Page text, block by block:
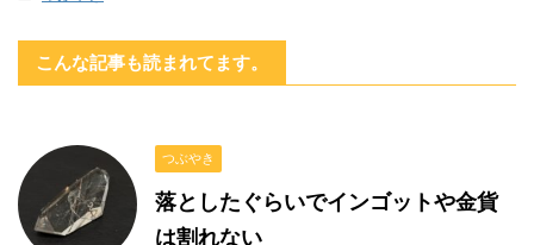
こんな記事も読まれてます。
つぶやき
落としたぐらいでインゴットや金貨
は割れない